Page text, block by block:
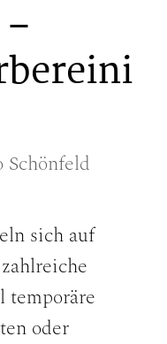
Schönfeld
sich auf
temporäre
oder